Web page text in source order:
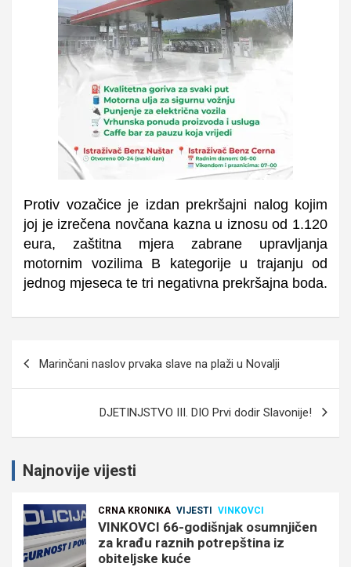
Protiv vozačice je izdan prekršajni nalog kojim
joj je izrečena novčana kazna u iznosu od 1.120
eura, zaštitna mjera zabrane upravljanja
motornim vozilima B kategorije u trajanju od
jednog mjeseca te tri negativna prekršajna boda.
Marinčani naslov prvaka slave na plaži u Novalji
DJETINJSTVO III. DIO Prvi dodir Slavonije!
Najnovije vijesti
CRNA KRONIKA VIJESTI VINKOVCI
VINKOVCI 66-godišnjak osumnjičen
za krađu raznih potrepština iz
obiteljske kuće